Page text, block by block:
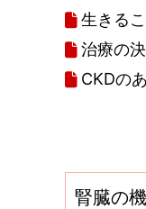
生きる
治療の
CKDの
腎臓の